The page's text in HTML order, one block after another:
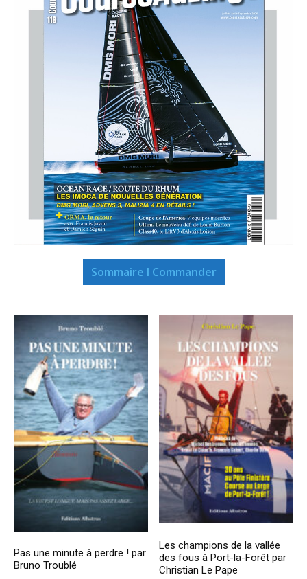
Sommaire I Commander
Pas une minute à perdre ! par
Bruno Troublé
Les champions de la vallée
des fous à Port-la-Forêt par
Christian Le Pape